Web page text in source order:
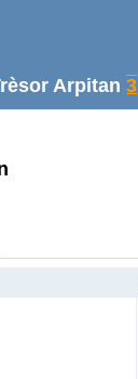
Arpitan3